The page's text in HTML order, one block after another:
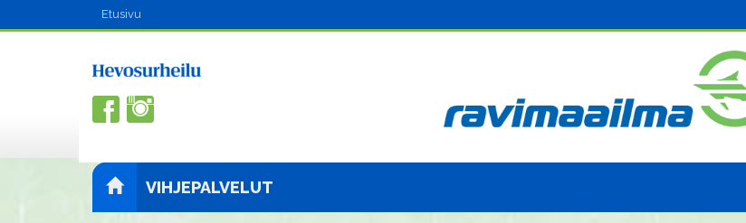
Etusivu
VIHJEPALVELUT